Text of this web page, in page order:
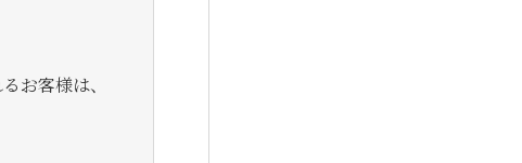
お客様は、